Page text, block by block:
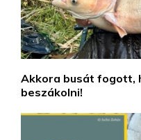
Akkora busát fogott,
beszákolni!